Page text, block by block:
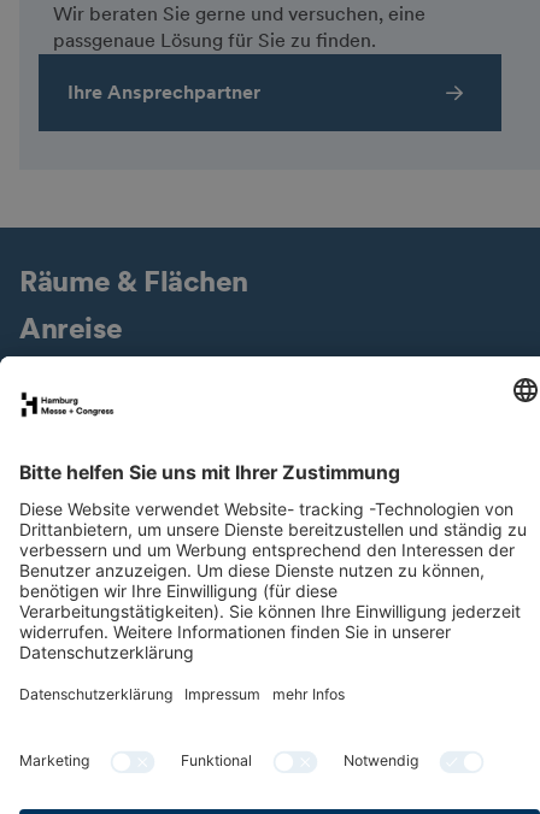
Wir beraten Sie gerne und versuchen, eine
passgenaue Lösung für Sie zu finden.
Ihre Ansprechpartner
Räume & Flächen
Anreise
Downloads
Newsletter
LinkedIn
YouTube
Datenschutz Impressum
Cookies & Tracking